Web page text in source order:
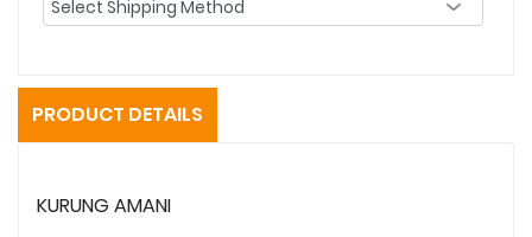
PRODUCT DETAILS
KURUNG AMANI